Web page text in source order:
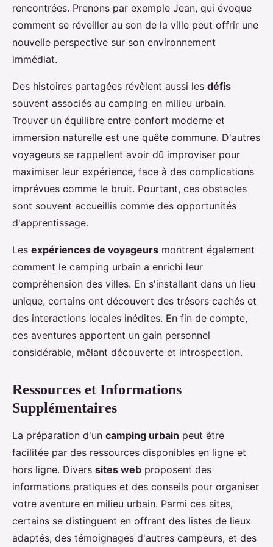
rencontrées. Prenons par exemple Jean, qui évoque
comment se réveiller au son de la ville peut offrir une
nouvelle perspective sur son environnement
immédiat.
Des histoires partagées révèlent aussi les défis
souvent associés au camping en milieu urbain.
Trouver un équilibre entre confort moderne et
immersion naturelle est une quête commune. D'autres
voyageurs se rappellent avoir dû improviser pour
maximiser leur expérience, face à des complications
imprévues comme le bruit. Pourtant, ces obstacles
sont souvent accueillis comme des opportunités
d'apprentissage.
Les expériences de voyageurs montrent également
comment le camping urbain a enrichi leur
compréhension des villes. En s'installant dans un lieu
unique, certains ont découvert des trésors cachés et
des interactions locales inédites. En fin de compte,
ces aventures apportent un gain personnel
considérable, mêlant découverte et introspection.
Ressources et Informations
Supplémentaires
La préparation d'un camping urbain peut être
facilitée par des ressources disponibles en ligne et
hors ligne. Divers sites web proposent des
informations pratiques et des conseils pour organiser
votre aventure en milieu urbain. Parmi ces sites,
certains se distinguent en offrant des listes de lieux
adaptés, des témoignages d'autres campeurs, et des